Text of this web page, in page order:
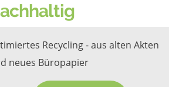
Recycling - aus alten Akten
neues Büropapier